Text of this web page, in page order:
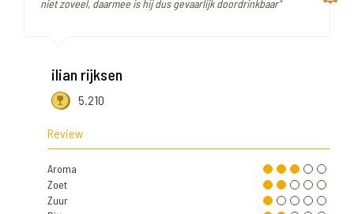
niet zoveel, daarmee is hij dus gevaarlijk doordrinkbaar"
ilian rijksen
5.210
Review
Aroma
Zoet
Zuur